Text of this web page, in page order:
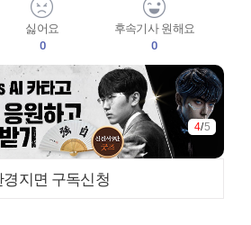
싫어요
0
후속기사 원해요
0
4/5
경지면 구독신청